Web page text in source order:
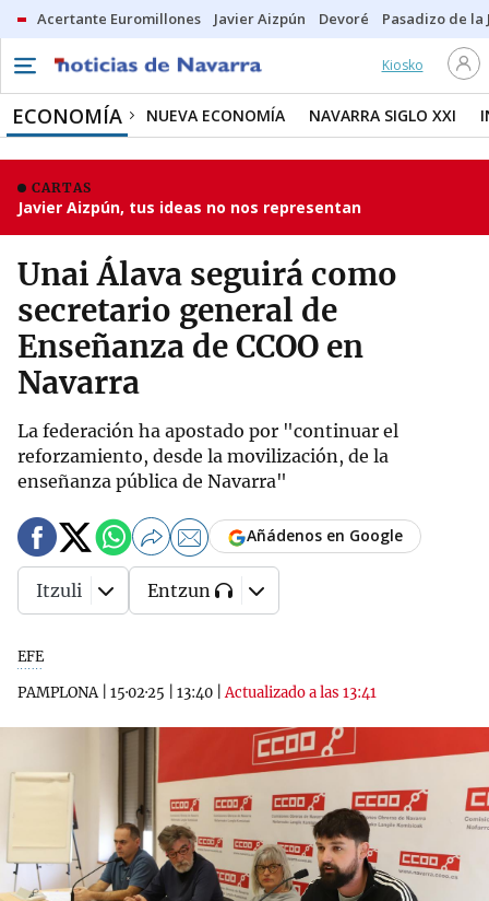
Acertante Euromillones Javier Aizpún Devoré Pasadizo de la
Kiosko
ECONOMÍA NUEVA ECONOMÍA NAVARRA SIGLO XXI
CARTAS
Javier Aizpún, tus ideas no nos representan
Unai Álava seguirá como
secretario general de
Enseñanza de CCOO en
Navarra
La federación ha apostado por "continuar el
reforzamiento, desde la movilización, de la
enseñanza pública de Navarra"
EFE
PAMPLONA| 15·02·25 13:40 |Actualizado a las 13:41
Añádenos en Google
Itzuli Entzun